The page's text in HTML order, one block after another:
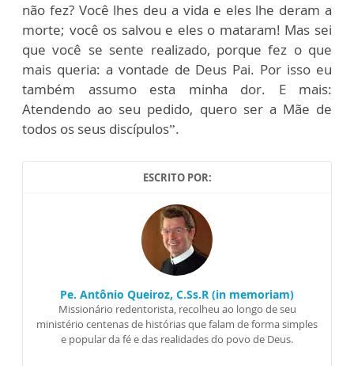
não fez? Você lhes deu a vida e eles lhe deram a
morte; você os salvou e eles o mataram! Mas sei
que você se sente realizado, porque fez o que
mais queria: a vontade de Deus Pai. Por isso eu
também assumo esta minha dor. E mais:
Atendendo ao seu pedido, quero ser a Mãe de
todos os seus discípulos”.
ESCRITO POR:
Pe. Antônio Queiroz, C.Ss.R (in memoriam)
Missionário redentorista, recolheu ao longo de seu
ministério centenas de histórias que falam de forma simples
e popular da fé e das realidades do povo de Deus.